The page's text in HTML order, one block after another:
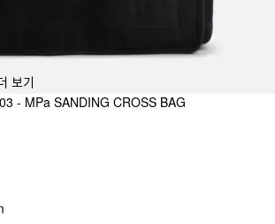
보기
- MPa SANDING CROSS BAG